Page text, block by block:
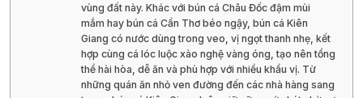
vùng đất này. Khác với bún cá Châu Đốc đậm mùi
mắm hay bún cá Cần Thơ béo ngậy, bún cá Kiên
Giang có nước dùng trong veo, vị ngọt thanh nhẹ, kết
hợp cùng cá lóc luộc xào nghệ vàng óng, tạo nên tổng
thể hài hòa, dễ ăn và phù hợp với nhiều khẩu vị. Từ
những quán ăn nhỏ ven đường đến các nhà hàng sang